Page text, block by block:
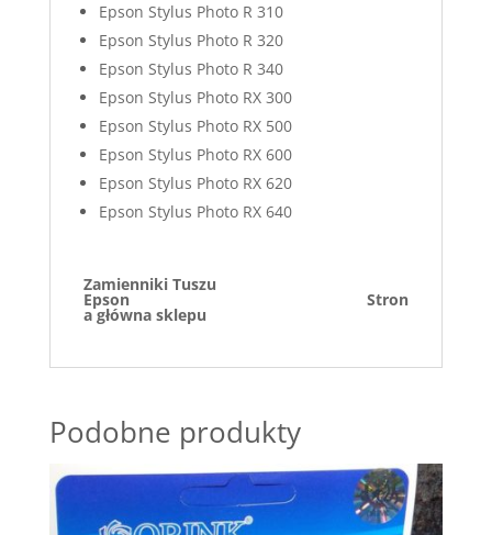
Epson Stylus Photo R 310
Epson Stylus Photo R 320
Epson Stylus Photo R 340
Epson Stylus Photo RX 300
Epson Stylus Photo RX 500
Epson Stylus Photo RX 600
Epson Stylus Photo RX 620
Epson Stylus Photo RX 640
Zamienniki Tuszu
Epson Stron
a główna sklepu
Podobne produkty